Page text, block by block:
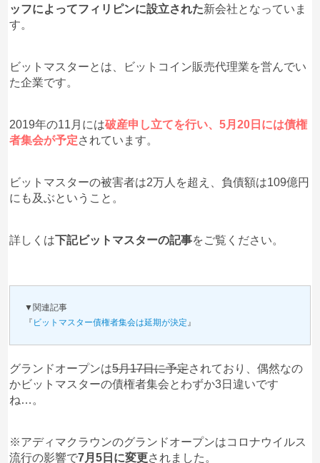
匿名 アディマクラウンへの投稿
http://www.kokusen.go.jp/soudan_now/data/toushi.html
なぜ、海外に拠点がある企業が日本の一般人に投資
勧誘をする必要があるんですか？
匿名 アディマクラウン
2020/08/19
1
こいつらは、刑務所に入れて罰を受けさせないと何
ってます。気をつけましょう！
ッフによってフィリピンに設立された新会社となっていま
す。
ビットマスターとは、ビットコイン販売代理業を営んでい
た企業です。
2019年の11月には破産申し立てを行い、5月20日には債権
者集会が予定されています。
ビットマスターの被害者は2万人を超え、負債額は109億円
にも及ぶということ。
詳しくは下記ビットマスターの記事をご覧ください。
▼関連記事
『 ビットマスター債権者集会は延期が決定』
グランドオープンは5月17日に予定されており、偶然なの
かビットマスターの債権者集会とわずか3日違いです
ね…。
※アディマクラウンのグランドオープンはコロナウイルス
流行の影響で7月5日に変更されました。